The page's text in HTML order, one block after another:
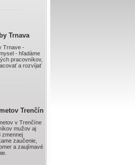
Trnava
Trnave -
- hľadáme
pracovníkov,
a rozvíjať
Trenčín
v Trenčíne
mužov aj
zmennej
zaučenie,
a zaujímavé